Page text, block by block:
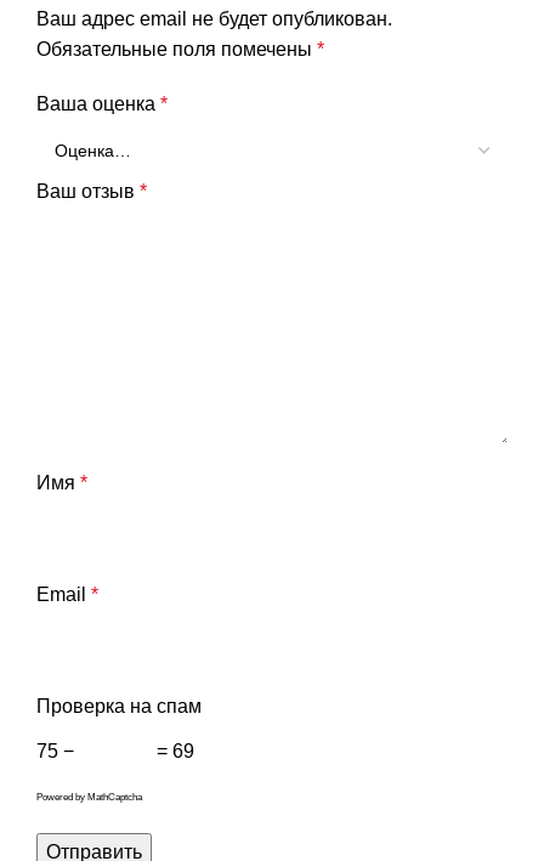
Ваш адрес email не будет опубликован.
Обязательные поля помечены *
Ваша оценка *
Ваш отзыв *
Имя *
Email *
Проверка на спам
75 − = 69
Powered by MathCaptcha